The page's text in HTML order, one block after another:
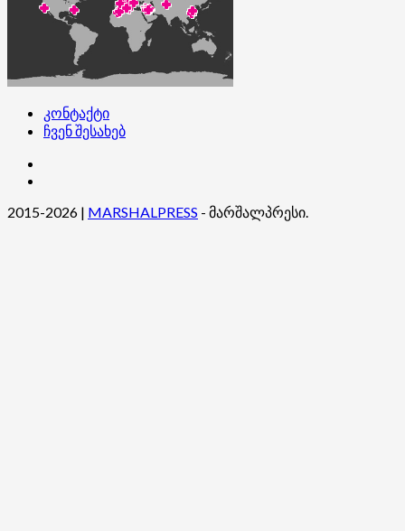
კონტაქტი
ჩვენ შესახებ
2015-2026 | MARSHALPRESS - მარშალპრესი.